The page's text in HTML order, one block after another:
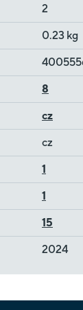
2
0.23 kg
8
cz
cz
1
1
15
2024